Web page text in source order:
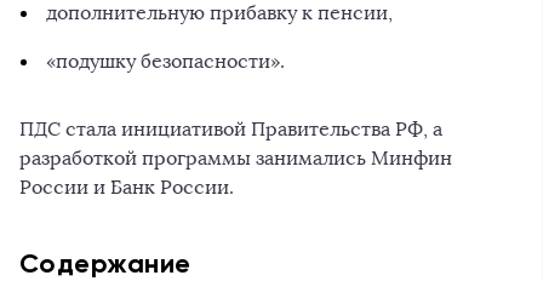
дополнительную прибавку к пенсии,
«подушку безопасности».
ПДС стала инициативой Правительства РФ, а
разработкой программы занимались Минфин
России и Банк России.
Содержание